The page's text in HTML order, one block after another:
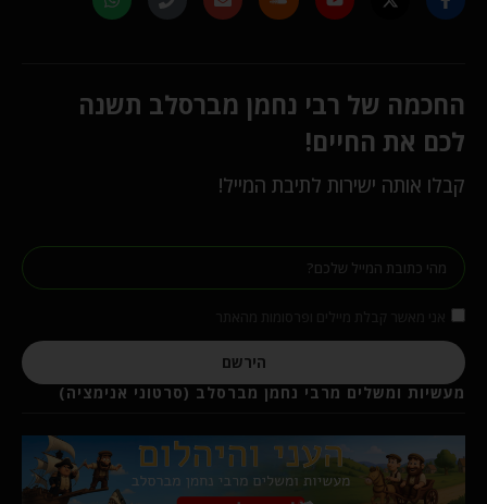
החכמה של רבי נחמן מברסלב תשנה
לכם את החיים!
קבלו אותה ישירות לתיבת המייל!
הירשם
מעשיות ומשלים מרבי נחמן מברסלב (סרטוני אנימציה)